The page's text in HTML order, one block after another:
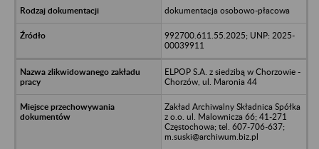
dokumentacja osobowo-płacowa
992700.611.55.2025; UNP: 2025-
00039911
ELPOP S.A. z siedzibą w Chorzowie -
Chorzów, ul. Maronia 44
Zakład Archiwalny Składnica Spółka
z o.o. ul. Malownicza 66; 41-271
Częstochowa; tel. 607-706-637;
m.suski@archiwum.biz.pl